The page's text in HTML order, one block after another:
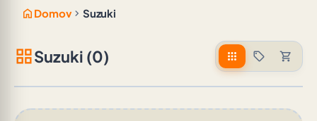
home Domov chevron_right Suzuki
grid_viewSuzuki (0) apps sell shopping_cart